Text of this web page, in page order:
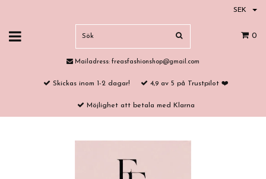
SEK
0
Mailadress: freasfashionshop@gmail.com
Skickas inom 1-2 dagar! 4,9 av 5 på Trustpilot ❤️
Möjlighet att betala med Klarna